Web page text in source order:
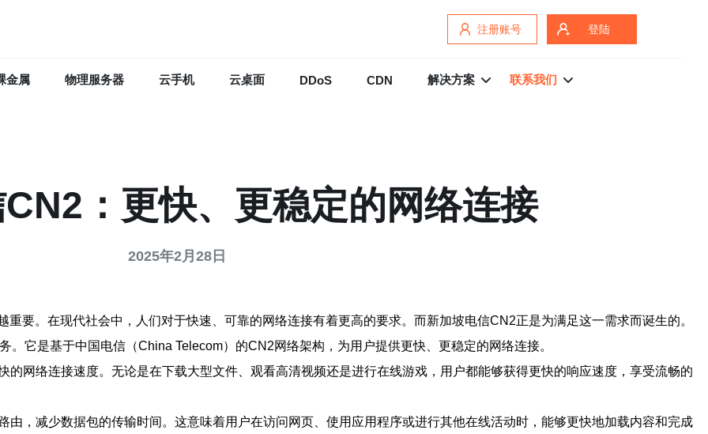
注册账号 登陆
金属 物理服务器 云手机 云桌面 DDoS CDN 解决方案 联系我们
：更快、更稳定的网络连接
2025年2月28日
要。在现代社会中，人们对于快速、可靠的网络连接有着更高的要求。而新加坡电信CN2正是为满足这一需求而诞生的。
它是基于中国电信（China Telecom）的CN2网络架构，为用户提供更快、更稳定的网络连接。
网络连接速度。无论是在下载大型文件、观看高清视频还是进行在线游戏，用户都能够获得更快的响应速度，享受流畅的
，减少数据包的传输时间。这意味着用户在访问网页、使用应用程序或进行其他在线活动时，能够更快地加载内容和完成